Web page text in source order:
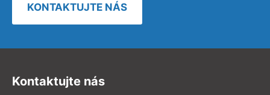
KONTAKTUJTE NÁS
Kontaktujte nás